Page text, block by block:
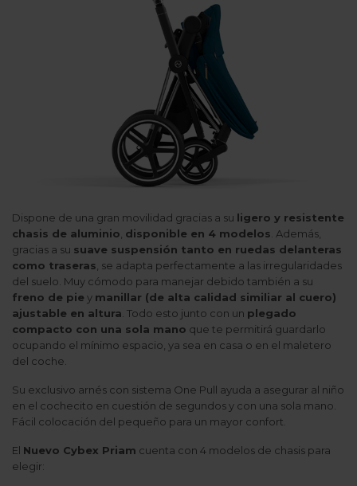
Dispone de una gran movilidad gracias a su ligero y resistente
chasis de aluminio disponible en 4 modelos . Además,
gracias a su suave suspensión tanto en ruedas delanteras
como traseras , se adapta perfectamente a las irregularidades
del suelo. Muy cómodo para manejar debido también a su
freno de pie y manillar (de alta calidad similiar al cuero)
ajustable en altura . Todo esto junto con un plegado
compacto con una sola mano que te permitirá guardarlo
ocupando el mínimo espacio, ya sea en casa o en el maletero
del coche.
Su exclusivo arnés con sistema One Pull ayuda a asegurar al niño
en el cochecito en cuestión de segundos y con una sola mano.
Fácil colocación del pequeño para un mayor confort.
El Nuevo Cybex Priam cuenta con 4 modelos de chasis para
elegir: